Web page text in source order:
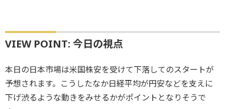
VIEW POINT: 今日の視点
本日の日本市場は米国株安を受けて下落してのスタートが
予想されます。こうしたなか日経平均が円安などを支えに
下げ渋るような動きをみせるかがポイントとなりそうで